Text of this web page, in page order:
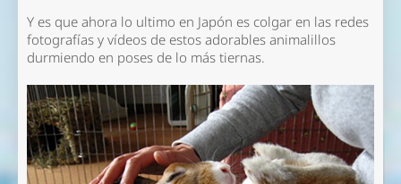
Y es que ahora lo ultimo en Japón es colgar en las redes
fotografías y vídeos de estos adorables animalillos
durmiendo en poses de lo más tiernas.